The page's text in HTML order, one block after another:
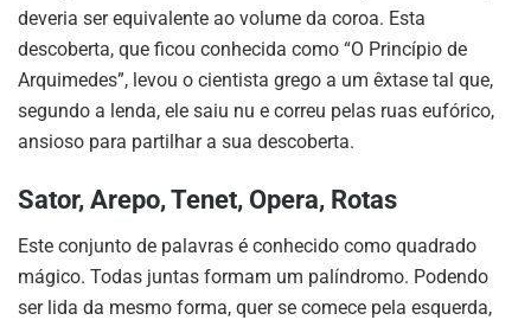
deveria ser equivalente ao volume da coroa. Esta
descoberta, que ficou conhecida como “O Princípio de
Arquimedes”, levou o cientista grego a um êxtase tal que,
segundo a lenda, ele saiu nu e correu pelas ruas eufórico,
ansioso para partilhar a sua descoberta.
Sator, Arepo, Tenet, Opera, Rotas
Este conjunto de palavras é conhecido como quadrado
mágico. Todas juntas formam um palíndromo. Podendo
ser lida da mesmo forma, quer se comece pela esquerda,